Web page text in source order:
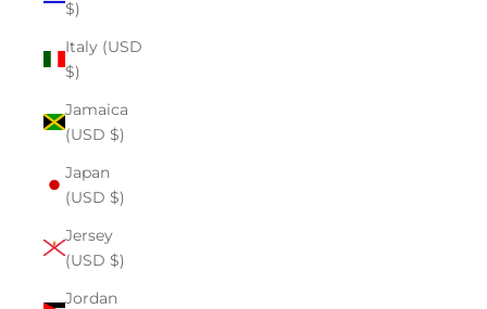
$)
Italy (USD
$)
Jamaica
(USD $)
Japan
(USD $)
Jersey
(USD $)
Jordan